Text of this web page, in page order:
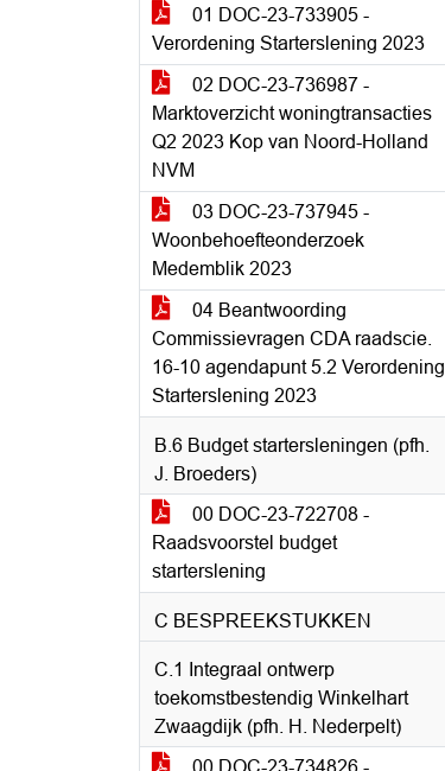
01 DOC-23-733905 -
Verordening Starterslening 2023
02 DOC-23-736987 -
Marktoverzicht woningtransacties
Q2 2023 Kop van Noord-Holland
NVM
03 DOC-23-737945 -
Woonbehoefteonderzoek
Medemblik 2023
04 Beantwoording
Commissievragen CDA raadscie.
16-10 agendapunt 5.2 Verordening
Starterslening 2023
B.6 Budget startersleningen (pfh.
J. Broeders)
00 DOC-23-722708 -
Raadsvoorstel budget
starterslening
C BESPREEKSTUKKEN
C.1 Integraal ontwerp
toekomstbestendig Winkelhart
Zwaagdijk (pfh. H. Nederpelt)
00 DOC-23-734826 -